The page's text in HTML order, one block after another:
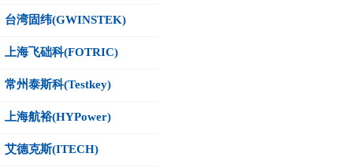
台湾固纬(GWINSTEK)
上海飞础科(FOTRIC)
常州泰斯科(Testkey)
上海航裕(HYPower)
艾德克斯(ITECH)